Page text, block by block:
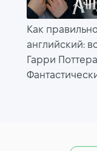
Как
английский:
Гарри